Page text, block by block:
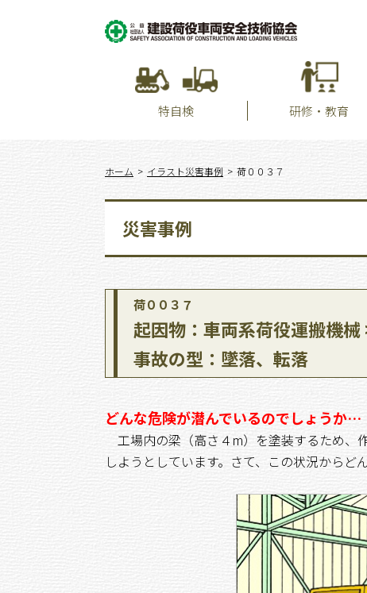
特自検 研修・教育
ホーム イラスト災害事例 荷００３７
災害事例
荷００３７
起因物：車両系荷役運搬機械
事故の型：墜落、転落
どんな危険が潜んでいるのでしょうか…
工場内の梁（高さ４m）を塗装するため、
しようとしています。さて、この状況からど